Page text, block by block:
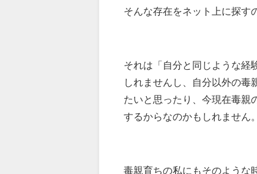
そんな存在をネット上に探す
それは「自分と同じような経
しれませんし、自分以外の毒
たいと思ったり、今現在毒親
するからなのかもしれません。
毒親育ちの私にもそのような